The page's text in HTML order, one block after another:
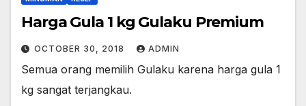
Harga Gula 1 kg Gulaku Premium
OCTOBER 30, 2018 ADMIN
Semua orang memilih Gulaku karena harga gula 1
kg sangat terjangkau.